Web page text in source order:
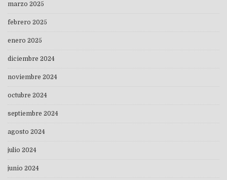
marzo 2025
febrero 2025
enero 2025
diciembre 2024
noviembre 2024
octubre 2024
septiembre 2024
agosto 2024
julio 2024
junio 2024